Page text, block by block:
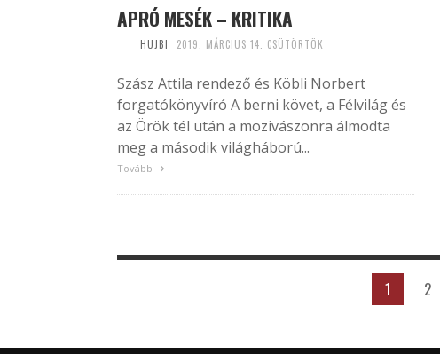
APRÓ MESÉK – KRITIKA
HUJBI 2019. MÁRCIUS 14. CSÜTÖRTÖK
Szász Attila rendező és Köbli Norbert
forgatókönyvíró A berni követ, a Félvilág és
az Örök tél után a mozivászonra álmodta
meg a második világháború...
Tovább
1 2